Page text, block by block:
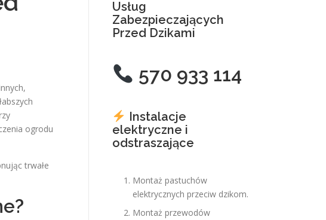
ogrodu
trwałe
Usług
Zabezpieczających
Przed Dzikami
570 933 114
Instalacje
elektryczne i
odstraszające
Montaż pastuchów
elektrycznych przeciw dzikom.
Montaż przewodów